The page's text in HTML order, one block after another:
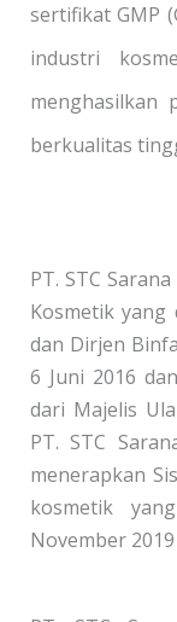
sertifikat GMP
industri
menghasilkan
berkualitas
PT. STC
Kosmetik yang
dan Dirjen
6 Juni 2016
dari Majelis
PT. STC
menerapkan
kosmetik
November